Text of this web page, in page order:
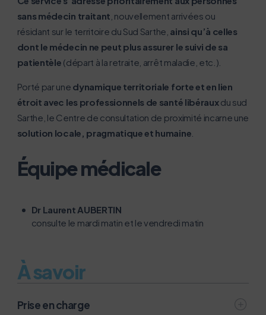
le parcourir dans son Mode Eco. Celui-ci sollicitera
très peu nos serveurs et vous deviendrez ainsi un
acteur majeur de l’écoconception.
Merci pour votre contribution !
Activer le mode éco Annuler
sans médecin traitant , nouvellement arrivées ou
résidant sur le territoire du Sud Sarthe, ainsi qu’à celles
dont le médecin ne peut plus assurer le suivi de sa
patientèle (départ à la retraite, arrêt maladie, etc.).
Porté par une dynamique territoriale forte et en lien
étroit avec les professionnels de santé libérauxdu sud
Sarthe, le Centre de consultation de proximité incarne une
solution locale, pragmatique et humaine
Équipe médicale
Dr Laurent AUBERTIN
consulte le mardi matin et le vendredi matin
À savoir
Prise en charge